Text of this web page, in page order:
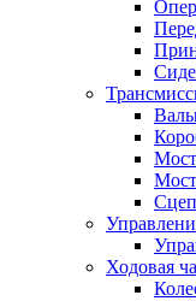
Ходовая